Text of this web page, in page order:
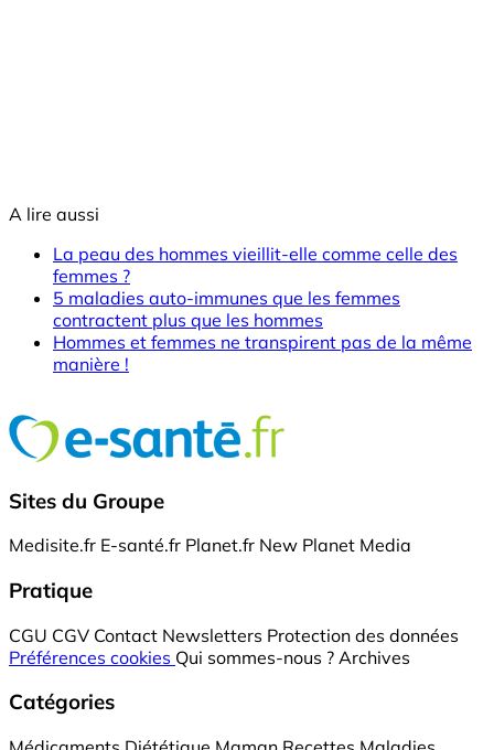
A lire aussi
La peau des hommes vieillit-elle comme celle des
femmes ?
5 maladies auto-immunes que les femmes
contractent plus que les hommes
Hommes et femmes ne transpirent pas de la même
manière !
Sites du Groupe
Medisite.fr E-santé.fr Planet.fr New Planet Media
Pratique
CGU CGV Contact Newsletters Protection des données
Préférences cookies Qui sommes-nous ? Archives
Catégories